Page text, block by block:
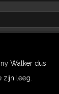
Walker dus
zijn leeg.